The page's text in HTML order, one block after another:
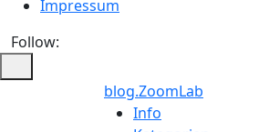
Impressum
Follow:
blog.ZoomLab
Info